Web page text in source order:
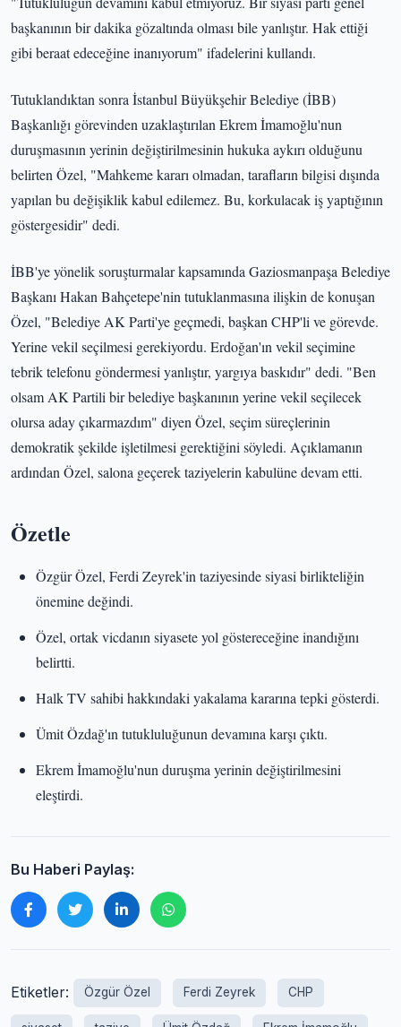
başkanının bir dakika gözaltında olması bile yanlıştır. Hak ettiği
gibi beraat edeceğine inanıyorum" ifadelerini kullandı.
Tutuklandıktan sonra İstanbul Büyükşehir Belediye (İBB)
Başkanlığı görevinden uzaklaştırılan Ekrem İmamoğlu'nun
duruşmasının yerinin değiştirilmesinin hukuka aykırı olduğunu
belirten Özel, "Mahkeme kararı olmadan, tarafların bilgisi dışında
yapılan bu değişiklik kabul edilemez. Bu, korkulacak iş yaptığının
göstergesidir" dedi.
İBB'ye yönelik soruşturmalar kapsamında Gaziosmanpaşa Belediye
Başkanı Hakan Bahçetepe'nin tutuklanmasına ilişkin de konuşan
Özel, "Belediye AK Parti'ye geçmedi, başkan CHP'li ve görevde.
Yerine vekil seçilmesi gerekiyordu. Erdoğan'ın vekil seçimine
tebrik telefonu göndermesi yanlıştır, yargıya baskıdır" dedi. "Ben
olsam AK Partili bir belediye başkanının yerine vekil seçilecek
olursa aday çıkarmazdım" diyen Özel, seçim süreçlerinin
demokratik şekilde işletilmesi gerektiğini söyledi. Açıklamanın
ardından Özel, salona geçerek taziyelerin kabulüne devam etti.
Özetle
Özgür Özel, Ferdi Zeyrek'in taziyesinde siyasi birlikteliğin
önemine değindi.
Özel, ortak vicdanın siyasete yol göstereceğine inandığını
belirtti.
Halk TV sahibi hakkındaki yakalama kararına tepki gösterdi.
Ümit Özdağ'ın tutukluluğunun devamına karşı çıktı.
Ekrem İmamoğlu'nun duruşma yerinin değiştirilmesini
eleştirdi.
Bu Haberi Paylaş:
Etiketler: Özgür Özel Ferdi Zeyrek CHP